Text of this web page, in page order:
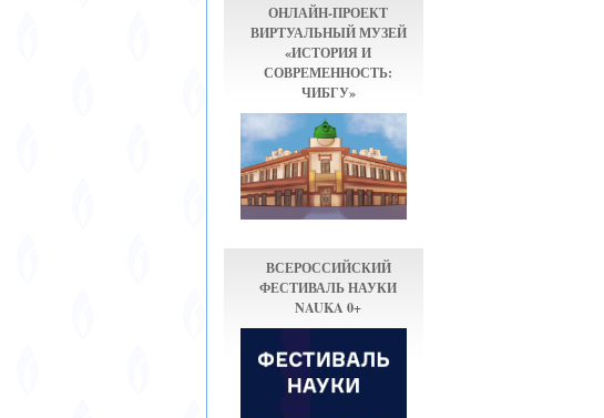
ОНЛАЙН-ПРОЕКТ
ВИРТУАЛЬНЫЙ МУЗЕЙ
«ИСТОРИЯ И
СОВРЕМЕННОСТЬ:
ЧИБГУ»
ВСЕРОССИЙСКИЙ
ФЕСТИВАЛЬ НАУКИ
NAUKA 0+